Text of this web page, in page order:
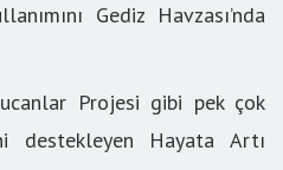
Gediz Havzası’nda
Projesi gibi pek çok
destekleyen Hayata Artı